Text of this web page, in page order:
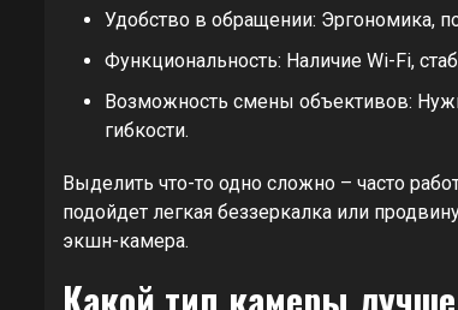
Удобство в обращении: Эргономика,
Функциональность: Наличие Wi-Fi,
Возможность смены объективов:
гибкости.
Выделить что-то одно сложно – часто
подойдет легкая беззеркалка или
экшн-камера.